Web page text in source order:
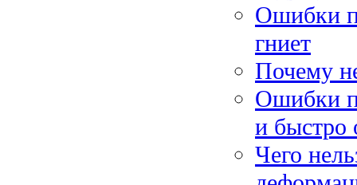
Ошибки
гниет
Почему
Ошибки
и быстро
Чего